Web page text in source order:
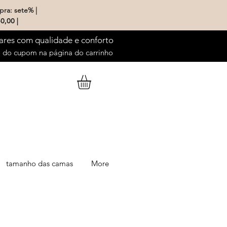
sete% |
|
com qualidade e conforto
cupom na página do carrinho
tamanho das camas More